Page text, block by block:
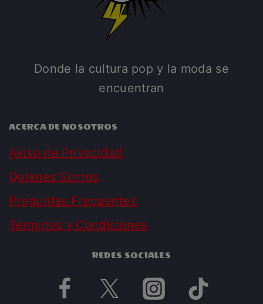
Donde la cultura pop y la moda se
encuentran
ACERCA DE NOSOTROS
Aviso de Privacidad
Quienes Somos
Preguntas Frecuentes
Terminos y Condiciones
REDES SOCIALES